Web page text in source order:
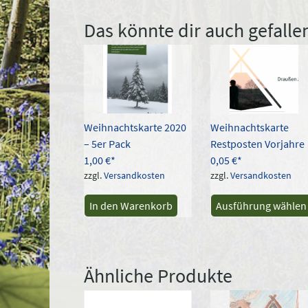
Das könnte dir auch
Weihnachtskarte 2020
– 5er Pack
1,00€
zzgl.Versandkosten
In den Warenkorb
Weihnachtskarte
Restposten Vorjahre
0,05€
zzgl.Versandkosten
Ausführung wählen
Ähnliche Produkte